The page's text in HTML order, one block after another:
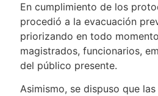
En cumplimiento de los
procedió a la evacuación
priorizando en todo
magistrados, funcionarios,
del público presente.
Asimismo, se dispuso que